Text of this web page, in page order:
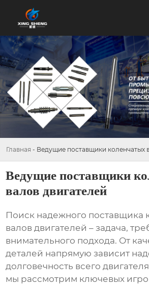
Главная - Ведущие поставщики коленчатых
Ведущие поставщики
валов двигателей
Поиск надежного поставщика
валов двигателей – задача,
внимательного подхода. От
деталей напрямую зависит
долговечность всего
мы рассмотрим ключевых